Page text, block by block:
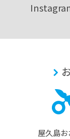
屋久島お